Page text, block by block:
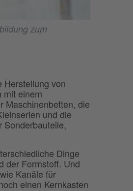
zum
Herstellung von
mit einem
Maschinenbetten, die
und die
Sonderbauteile,
Dinge
der Formstoff. Und
Kanäle für
einen Kernkasten